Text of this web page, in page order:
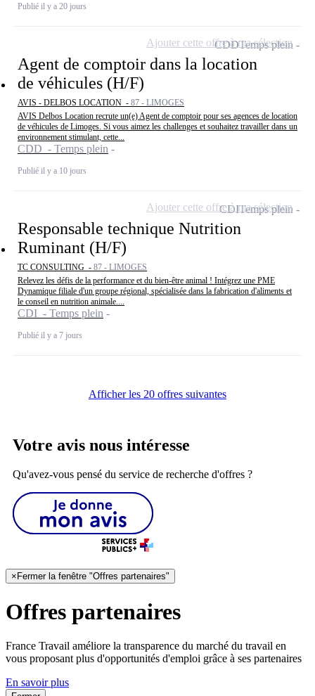
Publié il y a 20 jours
Agent de comptoir dans la location
de véhicules (H/F)
AVIS - DELBOS LOCATION - 87 - LIMOGES
AVIS Delbos Location recrute un(e) Agent de comptoir pour ses agences de location
de véhicules de Limoges. Si vous aimez les challenges et souhaitez travailler dans un
environnement stimulant, cette...
CDD - Temps plein
Publié il y a 10 jours
CDDTemps plein
Ajouter cette offre à ma sélection
Responsable technique Nutrition
Ruminant (H/F)
TC CONSULTING - 87 - LIMOGES
Relevez les défis de la performance et du bien-être animal ! Intégrez une PME
Dynamique filiale d'un groupe régional, spécialisée dans la fabrication d'aliments et
le conseil en nutrition animale....
CDI - Temps plein
Publié il y a 7 jours
CDITemps plein
Ajouter cette offre à ma sélection
Afficher les 20 offres suivantes
Votre avis nous intéresse
Qu'avez-vous pensé du service de recherche d'offres ?
× Fermer la fenêtre "Offres partenaires"
Offres partenaires
France Travail améliore la transparence du marché du travail en
vous proposant plus d'opportunités d'emploi grâce à ses partenaires
En savoir plus